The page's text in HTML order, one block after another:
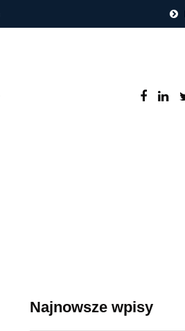
Najnowsze wpisy